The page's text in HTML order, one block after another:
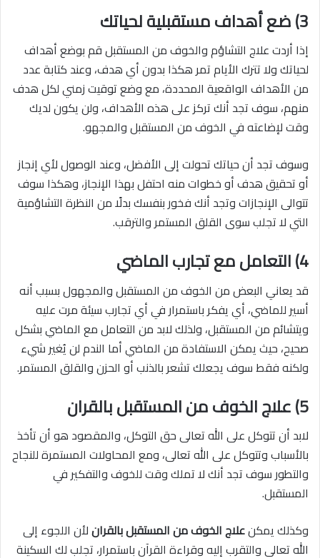
3) ضع أهداف مستقبلية لحياتك
إذا أردت علاج التشاؤم والخوف من المستقبل قم بوضع أهداف
لحياتك ولا تترك الأيام تمر هكذا بدون أي هدف، وعند كتابة عدد
من الأهداف الواقعية المحددة، مع وضع توقيت زمني لكل هدف
منهم، سوف تجد أنك تركز على هذه الأهداف، ولن يكون لديك
وقت لإضاعته في الخوف من المستقبل والمجهو.
وسوف تجد أن حياتك تحولت إلى الأفضل، وعند الوصول لأي إنجاز
أو تحقيق هدف أو خطوات منه احتفل بهذا الإنجاز، وهكذا سوف
تتوالى الإنجازات وتجد أنك فخور بنفسك بدلًا من النظرة التشاؤمية
التي لا تجلب سوى القلق المستمر والترقب.
4) التعامل مع تجارب الماضي
قد يعاني البعض من الخوف من المستقبل والمجهول بسبب أنه
أسير للماضي، أي يفكر باستمرار في أي تجارب سيئة مرت عليه
ويتشائم من المستقبل، ولذلك لابد من التعامل مع الماضي بشكل
صحيح، حيث يمكن الاستفادة من الماضي أما الندم لن يُغير شيء
ولكنه فقط سوف يجعلك تشعر بالذنب أو الحزن والقلق المستمر.
5) علاج الخوف من المستقبل بالقران
لابد أن تتوكل على الله تعالى حق التوكل، والمقصود هو أن تأخذ
بالأسباب وتتوكل على الله تعالى، ومع المحاولات المستمرة للنجاح
والتطور سوف تجد أنك لا تملك وقت للخوف والتفكير في
المستقبل.
وكذلك يمكنعلاج الخوف من المستقبل بالقرانلأن اللجوء إلى
الله تعالى والتقرب إليه وقراءة القرآن باستمرار، تجلب لك السكينة